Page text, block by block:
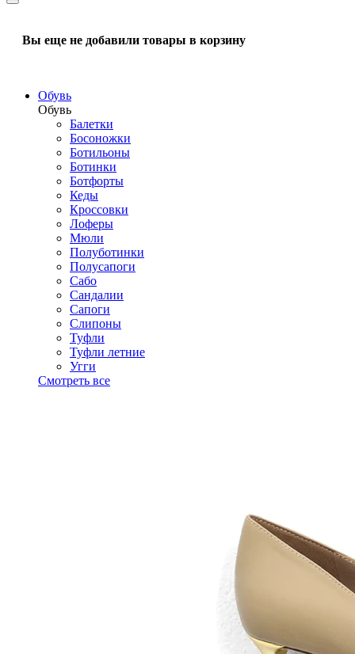
Вы еще не добавили товары в корзину
Обувь
Обувь
Балетки
Босоножки
Ботильоны
Ботинки
Ботфорты
Кеды
Кроссовки
Лоферы
Мюли
Полуботинки
Полусапоги
Сабо
Сандалии
Сапоги
Слипоны
Туфли
Туфли летние
Угги
Смотреть все